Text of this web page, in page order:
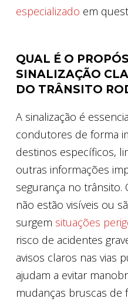
especializado em
QUAL É O
SINALIZAÇÃO
DO TRÂNSITO
A sinalização é
condutores de forma
destinos específicos,
outras informações
segurança no trânsito.
não estão visíveis ou
surgem situações
risco de acidentes
avisos claros nas vias
ajudam a evitar
mudanças bruscas de